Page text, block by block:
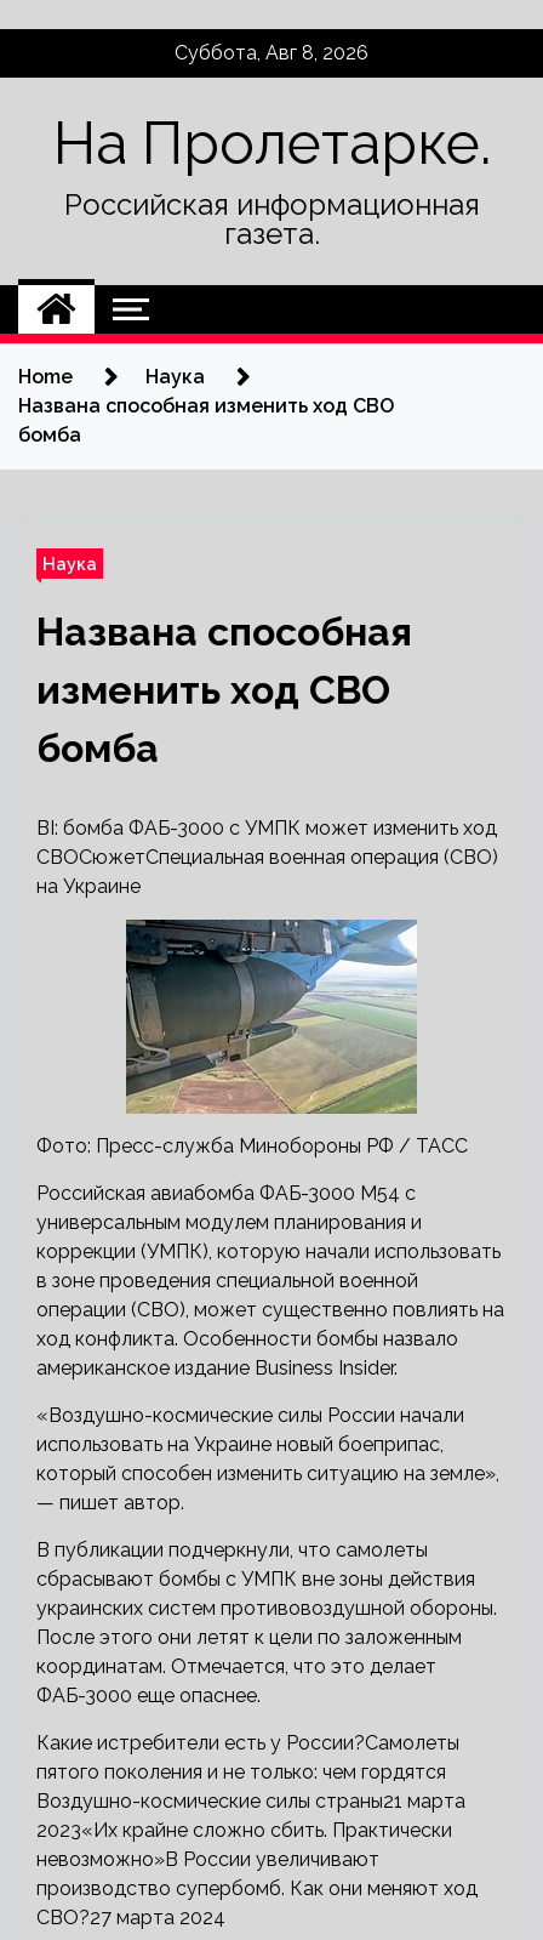
Суббота, Авг 8, 2026
На Пролетарке.
Российская информационная
газета.
Home
Наука
Названа способная изменить ход СВО
бомба
Наука
Названа способная
изменить ход СВО
бомба
BI: бомба ФАБ-3000 с УМПК может изменить ход
СВОСюжетСпециальная военная операция (СВО)
на Украине
Фото: Пресс-служба Минобороны РФ / ТАСС
Российская авиабомба ФАБ-3000 М54 с
универсальным модулем планирования и
коррекции (УМПК), которую начали использовать
в зоне проведения специальной военной
операции (СВО), может существенно повлиять на
ход конфликта. Особенности бомбы назвало
американское издание Business Insider.
«Воздушно-космические силы России начали
использовать на Украине новый боеприпас,
который способен изменить ситуацию на земле»,
— пишет автор.
В публикации подчеркнули, что самолеты
сбрасывают бомбы с УМПК вне зоны действия
украинских систем противовоздушной обороны.
После этого они летят к цели по заложенным
координатам. Отмечается, что это делает
ФАБ-3000 еще опаснее.
Какие истребители есть у России?Самолеты
пятого поколения и не только: чем гордятся
Воздушно-космические силы страны21 марта
2023«Их крайне сложно сбить. Практически
невозможно»В России увеличивают
производство супербомб. Как они меняют ход
СВО?27 марта 2024